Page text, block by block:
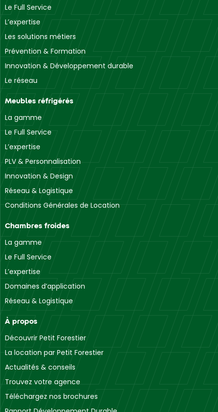
Le Full Service
L’expertise
Les solutions métiers
Prévention & Formation
Innovation & Développement durable
Le réseau
Meubles réfrigérés
La gamme
Le Full Service
L’expertise
PLV & Personnalisation
Innovation & Design
Réseau & Logistique
Conditions Générales de Location
Chambres froides
La gamme
Le Full Service
L’expertise
Domaines d’application
Réseau & Logistique
À propos
Découvrir Petit Forestier
La location par Petit Forestier
Actualités & conseils
Trouvez votre agence
Téléchargez nos brochures